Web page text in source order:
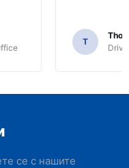
T
се с нашите